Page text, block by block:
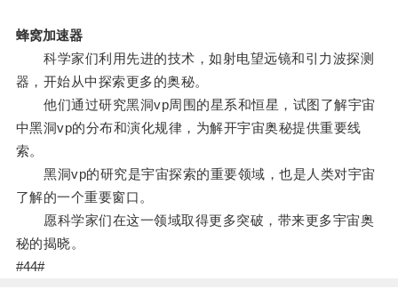
蜂窝加速器
科学家们利用先进的技术，如射电望远镜和引力波探测
器，开始从中探索更多的奥秘。
他们通过研究黑洞vp周围的星系和恒星，试图了解宇宙
中黑洞vp的分布和演化规律，为解开宇宙奥秘提供重要线
索。
黑洞vp的研究是宇宙探索的重要领域，也是人类对宇宙
了解的一个重要窗口。
愿科学家们在这一领域取得更多突破，带来更多宇宙奥
秘的揭晓。
#44#